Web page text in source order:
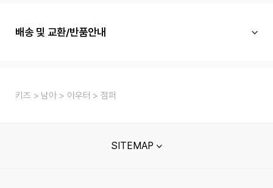
배송 및 교환/반품안내
키즈 남아 아우터 점퍼
SITEMAP